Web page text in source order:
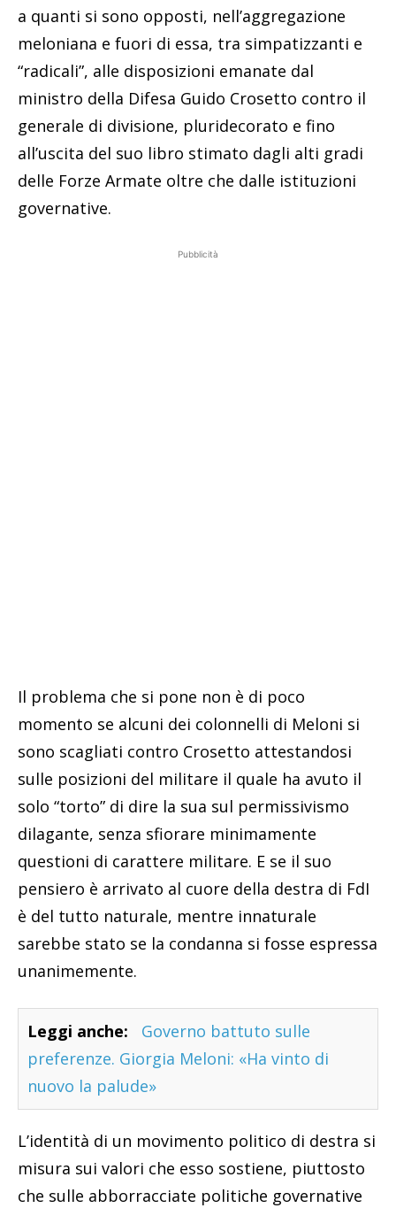
a quanti si sono opposti, nell’aggregazione
meloniana e fuori di essa, tra simpatizzanti e
“radicali”, alle disposizioni emanate dal
ministro della Difesa Guido Crosetto contro il
generale di divisione, pluridecorato e fino
all’uscita del suo libro stimato dagli alti gradi
delle Forze Armate oltre che dalle istituzioni
governative.
Pubblicità
Il problema che si pone non è di poco
momento se alcuni dei colonnelli di Meloni si
sono scagliati contro Crosetto attestandosi
sulle posizioni del militare il quale ha avuto il
solo “torto” di dire la sua sul permissivismo
dilagante, senza sfiorare minimamente
questioni di carattere militare. E se il suo
pensiero è arrivato al cuore della destra di FdI
è del tutto naturale, mentre innaturale
sarebbe stato se la condanna si fosse espressa
unanimemente.
Leggi anche:
Governo battuto sulle
preferenze. Giorgia Meloni: «Ha vinto di
nuovo la palude»
L’identità di un movimento politico di destra si
misura sui valori che esso sostiene, piuttosto
che sulle abborracciate politiche governative